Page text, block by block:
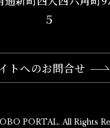
５
トへのお問合せ
PORTAL. All Rights